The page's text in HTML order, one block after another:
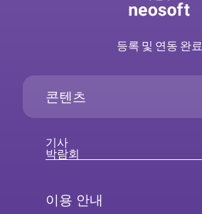
등록 및 연동 완료
콘텐츠
이용 안내
기사
박람회